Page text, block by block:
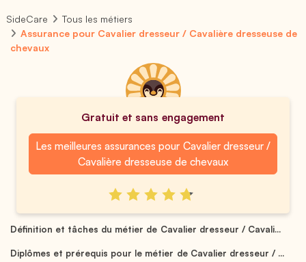
SideCare
Tous les métiers
Assurance pour Cavalier dresseur / Cavalière dresseuse de
chevaux
Gratuit et sans engagement
Les meilleures assurances pour Cavalier dresseur /
Cavalière dresseuse de chevaux
Définition et tâches du métier de Cavalier dresseur / Cavali...
Diplômes et prérequis pour le métier de Cavalier dresseur / ...